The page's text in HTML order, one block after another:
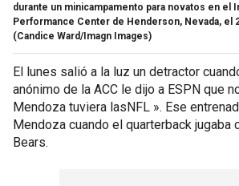
durante un minicampamento para novatos en el
Performance Center de Henderson, Nevada, el
(Candice Ward/Imagn Images)
El lunes salió a la luz un detractor
anónimo de la ACC le dijo a ESPN que
Mendoza tuviera lasNFL ». Ese
Mendoza cuando el quarterback jugaba
Bears.